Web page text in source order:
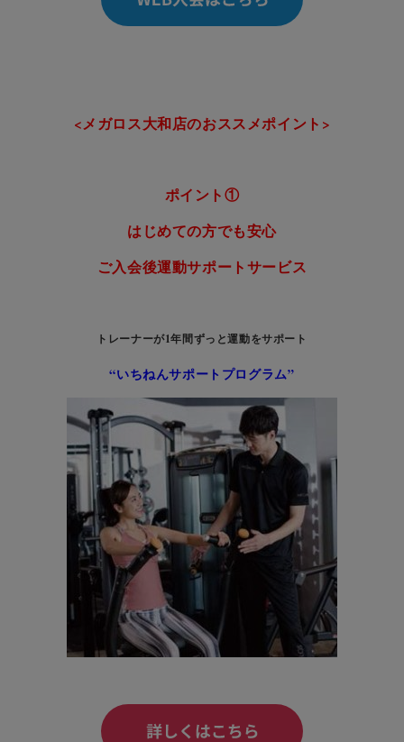
<メガロス大和店のおススメポイント>
ポイント①
はじめての方でも安心
ご入会後運動サポートサービス
トレーナーが1年間ずっと運動をサポート
“いちねんサポートプログラム”